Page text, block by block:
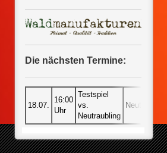
Die nächsten Termine:
18.07.
16:00
Uhr
Testspiel
vs.
Neutraubling
Neutraubling